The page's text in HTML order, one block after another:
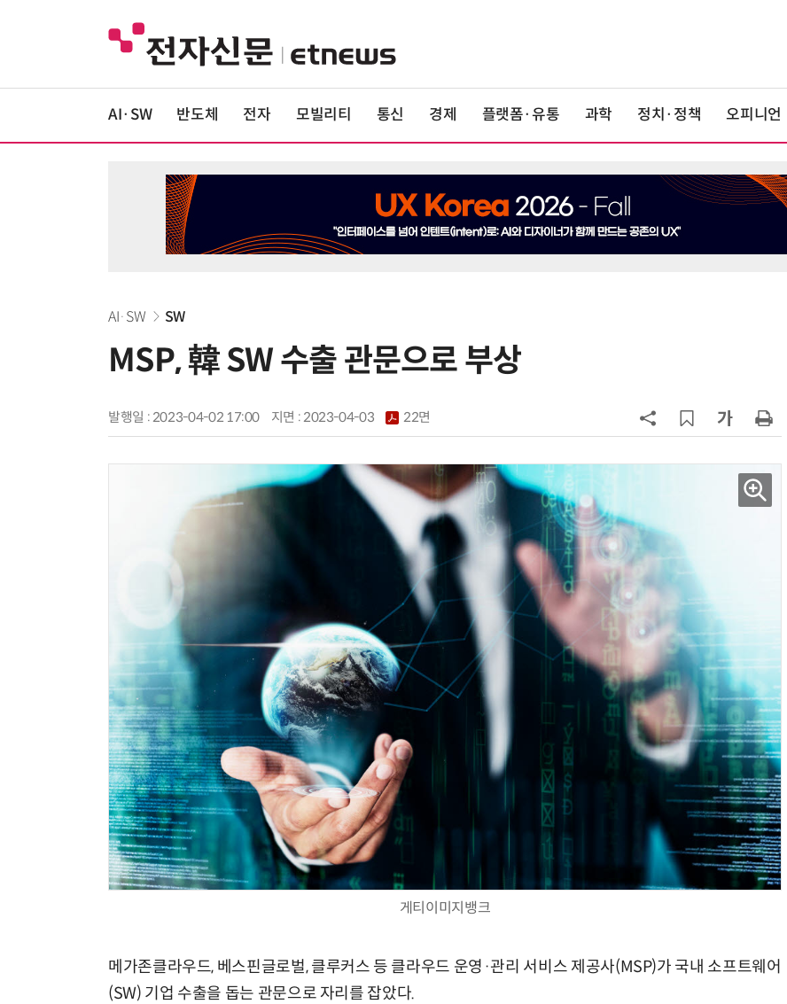
AI·SW 반도체 전자 모빌리티 통신 경제 플랫폼·유통 과학 정치·정책 오피니언
AI·SW SW
MSP, 韓 SW 수출 관문으로 부상
발행일 : 2023-04-02 17:00 지면 :2023-04-03 22면
게티이미지뱅크
메가존클라우드, 베스핀글로벌, 클루커스 등 클라우드 운영·관리 서비스 제공사(MSP)가 국내 소프트웨어
(SW) 기업 수출을 돕는 관문으로 자리를 잡았다.
소프트피브이·성균관대, 실내용 3차
과제 공식 승인
8
韓 AI리더십 공백 장기화… 글로벌 3
강 동력 꺼져간다
9
국산 CSP사 '마켓플레이스' 커졌
다…5개사 등록 솔루션 1439개
10
앤트로픽·오픈AI 이어 메타도…AI
가 통제 벗어나 외부 해킹